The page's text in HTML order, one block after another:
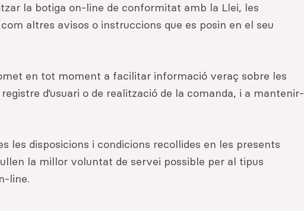
la botiga on-line de conformitat amb la Llei, les
altres avisos o instruccions que es posin en el seu
en tot moment a facilitar informació veraç sobre les
d’usuari o de realització de la comanda, i a mantenir-
les disposicions i condicions recollides en les presents
la millor voluntat de servei possible per al tipus
line.